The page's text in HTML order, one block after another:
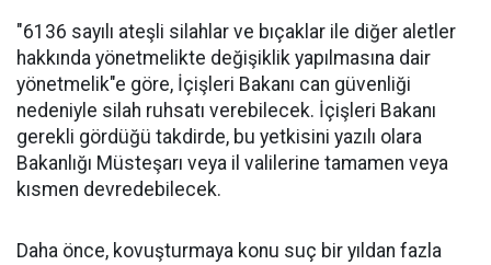
"6136 sayılı ateşli silahlar ve bıçaklar ile diğer aletler
hakkında yönetmelikte değişiklik yapılmasına dair
yönetmelik"e göre, İçişleri Bakanı can güvenliği
nedeniyle silah ruhsatı verebilecek. İçişleri Bakanı
gerekli gördüğü takdirde, bu yetkisini yazılı olara
Bakanlığı Müsteşarı veya il valilerine tamamen veya
kısmen devredebilecek.
Daha önce, kovuşturmaya konu suç bir yıldan fazla